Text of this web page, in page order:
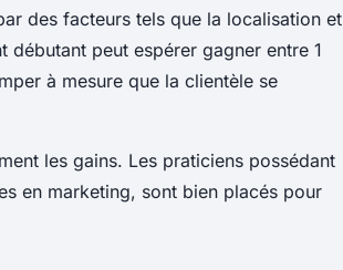
des facteurs tels que la localisation et
débutant peut espérer gagner entre 1
à mesure que la clientèle se
les gains. Les praticiens possédant
en marketing, sont bien placés pour